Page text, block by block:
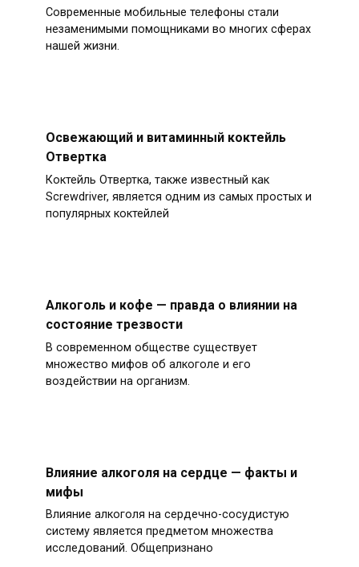
Современные мобильные телефоны стали
незаменимыми помощниками во многих сферах
нашей жизни.
Освежающий и витаминный коктейль
Отвертка
Коктейль Отвертка, также известный как
Screwdriver, является одним из самых простых и
популярных коктейлей
Алкоголь и кофе — правда о влиянии на
состояние трезвости
В современном обществе существует
множество мифов об алкоголе и его
воздействии на организм.
Влияние алкоголя на сердце — факты и
мифы
Влияние алкоголя на сердечно-сосудистую
систему является предметом множества
исследований. Общепризнано